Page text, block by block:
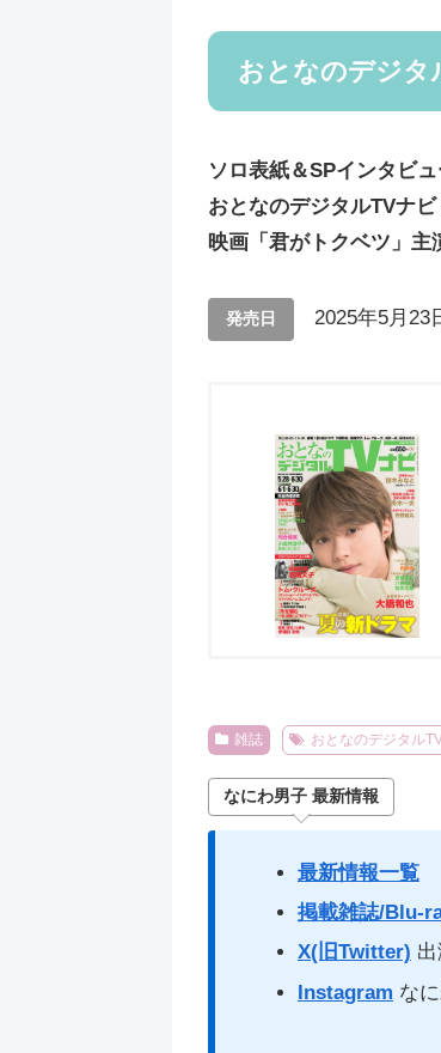
おとなのデジタ
ソロ表紙＆SPインタビ
おとなのデジタルTVナ
映画「君がトクベツ」主
発売日 2025年5月23
雑誌 おとなのデジタル
なにわ男子 最新情報
最新情報一覧
掲載雑誌/Blu-
X(旧Twitter)
Instagram な